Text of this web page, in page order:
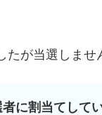
が当選しませ
に割当てして